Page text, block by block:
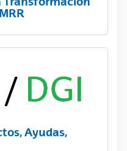
Ayudas,